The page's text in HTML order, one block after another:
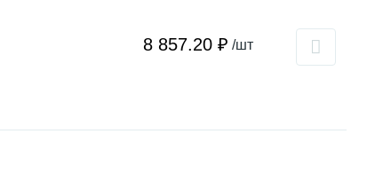
8 857.20 ₽ /шт